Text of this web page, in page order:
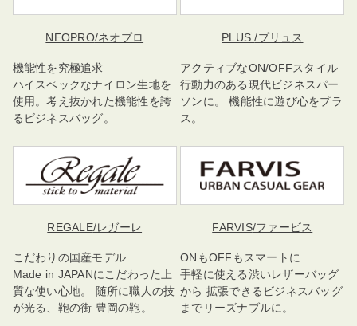
NEOPRO/ネオプロ
機能性を究極追求
ハイスペックなナイロン生地を
使用。考え抜かれた機能性を誇
るビジネスバッグ。
PLUS/プリュス
アクティブなON/OFFスタイル
行動力のある現代ビジネスパー
ソンに。 機能性に遊び心をプラ
ス。
REGALE/レガーレ
こだわりの国産モデル
Made in JAPANにこだわった上
質な使い心地。 随所に職人の技
が光る、鞄の街 豊岡の鞄。
FARVIS/ファービス
ONもOFFもスマートに
手軽に使える渋いレザーバッグ
から 拡張できるビジネスバッグ
までリーズナブルに。